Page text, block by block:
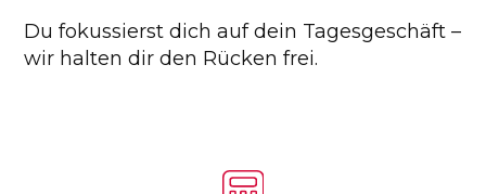
Du fokussierst dich auf dein Tagesgeschäft –
wir halten dir den Rücken frei.